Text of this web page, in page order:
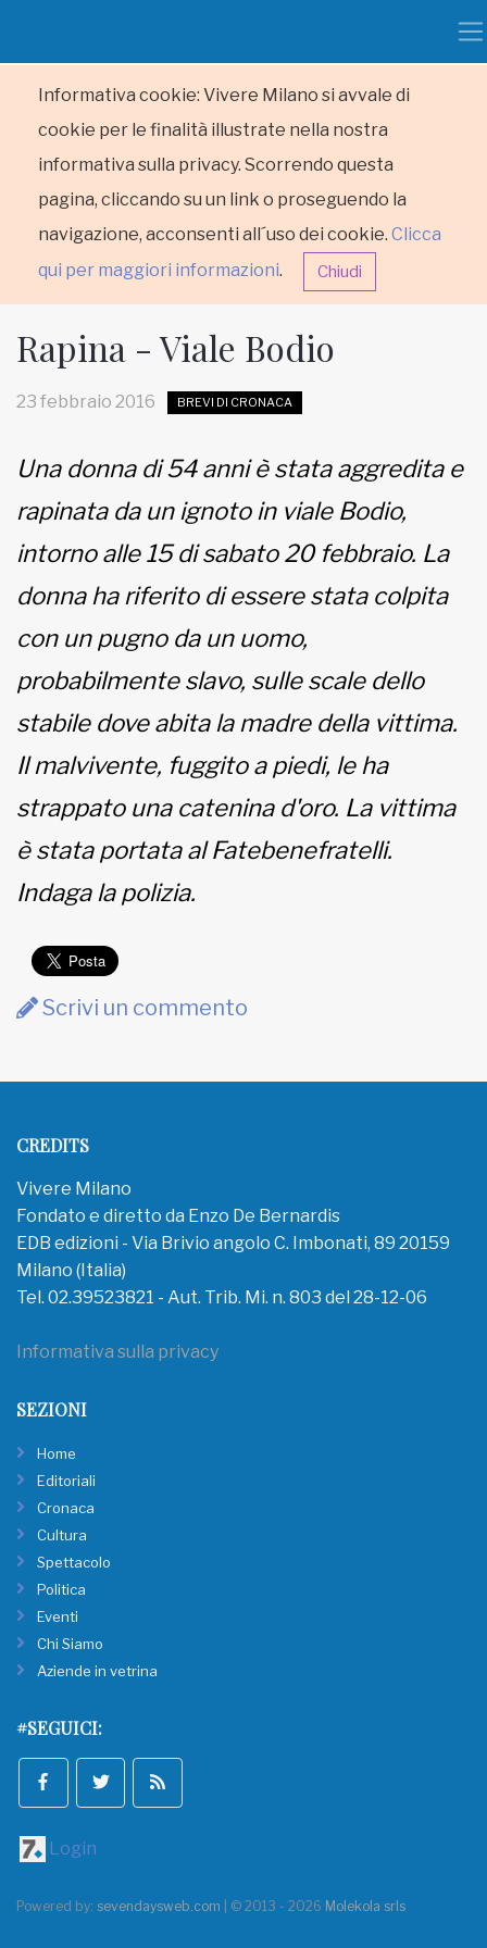
Informativa cookie: Vivere Milano si avvale di
cookie per le finalità illustrate nella nostra
informativa sulla privacy. Scorrendo questa
pagina, cliccando su un link o proseguendo la
navigazione, acconsenti all´uso dei cookie. Clicca
qui per maggiori informazioni. Chiudi
MUNICIPI
Inviateci le vostre segnalazioni
www.viveremilano.info
Bernardis
EDB edizioni - Via Brivio angolo C.
Imbonati, 89 20159 Milano (Italia)
Informativa sulla privacy
Rapina - Viale Bodio
23 febbraio 2016 BREVI DI CRONACA
Una donna di 54 anni è stata aggredita e
rapinata da un ignoto in viale Bodio,
intorno alle 15 di sabato 20 febbraio. La
donna ha riferito di essere stata colpita
con un pugno da un uomo,
probabilmente slavo, sulle scale dello
stabile dove abita la madre della vittima.
Il malvivente, fuggito a piedi, le ha
strappato una catenina d'oro. La vittima
è stata portata al Fatebenefratelli.
Indaga la polizia.
Scrivi un commento
CREDITS
Vivere Milano
Fondato e diretto da Enzo De Bernardis
EDB edizioni - Via Brivio angolo C. Imbonati, 89 20159
Milano (Italia)
Tel. 02.39523821 - Aut. Trib. Mi. n. 803 del 28-12-06
Informativa sulla privacy
SEZIONI
Home
Editoriali
Cronaca
Cultura
Spettacolo
Politica
Eventi
Chi Siamo
Aziende in vetrina
#SEGUICI:
Login
Powered by: sevendaysweb.com | © 2013 - 2026 Molekola srls